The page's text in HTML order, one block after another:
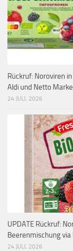
Rückruf: Noroviren
Aldi und Netto
24 JULI, 2026
UPDATE Rückruf:
Beerenmischung via
24 JULI, 2026